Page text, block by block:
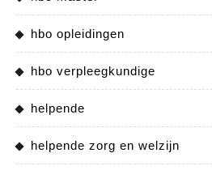
hbo opleidingen
hbo verpleegkundige
helpende
helpende zorg en welzijn